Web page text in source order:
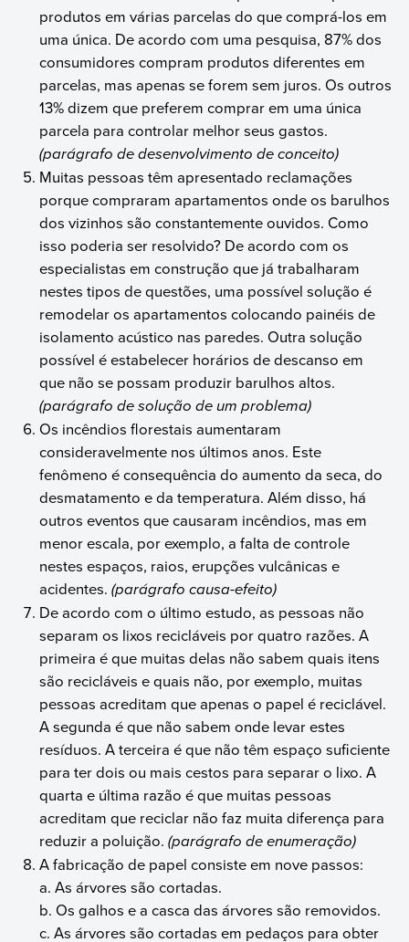
produtos em várias parcelas do que comprá-los em
uma única. De acordo com uma pesquisa, 87% dos
consumidores compram produtos diferentes em
parcelas, mas apenas se forem sem juros. Os outros
13% dizem que preferem comprar em uma única
parcela para controlar melhor seus gastos.
(parágrafo de desenvolvimento de conceito)
Muitas pessoas têm apresentado reclamações
porque compraram apartamentos onde os barulhos
dos vizinhos são constantemente ouvidos. Como
isso poderia ser resolvido? De acordo com os
especialistas em construção que já trabalharam
nestes tipos de questões, uma possível solução é
remodelar os apartamentos colocando painéis de
isolamento acústico nas paredes. Outra solução
possível é estabelecer horários de descanso em
que não se possam produzir barulhos altos.
(parágrafo de solução de um problema)
Os incêndios florestais aumentaram
consideravelmente nos últimos anos. Este
fenômeno é consequência do aumento da seca, do
desmatamento e da temperatura. Além disso, há
outros eventos que causaram incêndios, mas em
menor escala, por exemplo, a falta de controle
nestes espaços, raios, erupções vulcânicas e
acidentes.(parágrafo causa-efeito)
De acordo com o último estudo, as pessoas não
separam os lixos recicláveis por quatro razões. A
primeira é que muitas delas não sabem quais itens
são recicláveis e quais não, por exemplo, muitas
pessoas acreditam que apenas o papel é reciclável.
A segunda é que não sabem onde levar estes
resíduos. A terceira é que não têm espaço suficiente
para ter dois ou mais cestos para separar o lixo. A
quarta e última razão é que muitas pessoas
acreditam que reciclar não faz muita diferença para
reduzir a poluição.(parágrafo de enumeração)
A fabricação de papel consiste em nove passos:
a. As árvores são cortadas.
b. Os galhos e a casca das árvores são removidos.
c. As árvores são cortadas em pedaços para obter